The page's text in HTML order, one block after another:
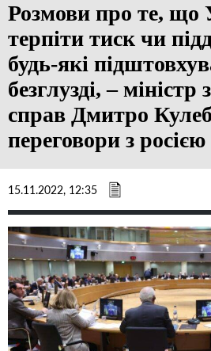
Розмови про те, що
терпіти тиск чи
будь-які
безглузді, –
справ Дмитро
переговори з росією
15.11.2022, 12:35